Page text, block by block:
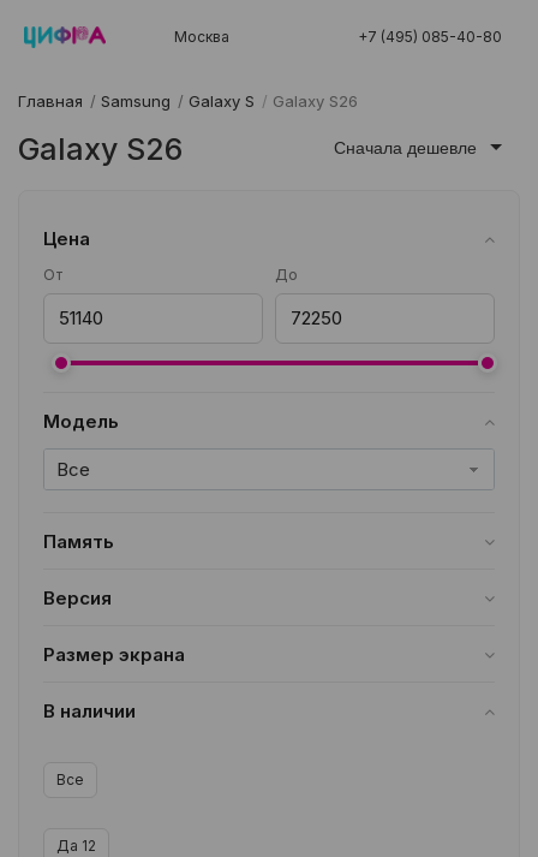
Москва +7 (495) 085-40-80
Главная / Samsung / Galaxy S / Galaxy S26
Galaxy S26 Сначала дешевле
Цена
От До
Модель
Все
Память
Версия
Все
Размер экрана
В наличии
Все
Да 12